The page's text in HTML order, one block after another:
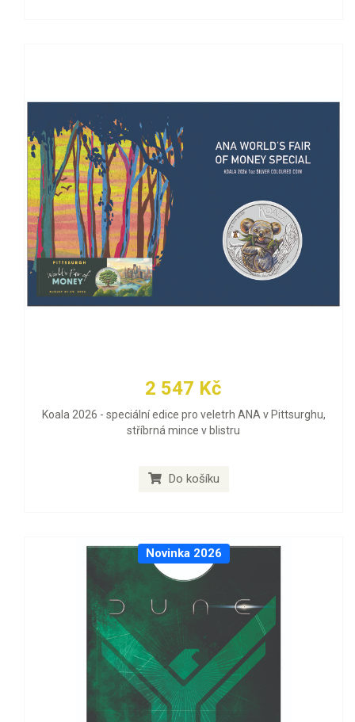
2 547 Kč
Koala 2026 - speciální edice pro veletrh ANA v Pittsurghu,
stříbrná mince v blistru
Do košíku
Novinka 2026